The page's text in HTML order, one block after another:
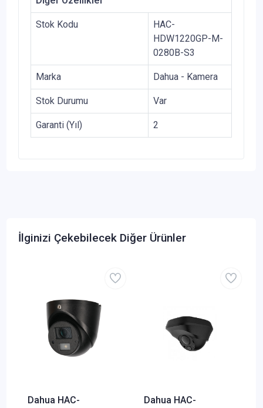
Stok Kodu
HAC-
HDW1220GP-M-
0280B-S3
Marka Dahua - Kamera
Stok Durumu Var
Garanti (Yıl) 2
İlginizi Çekebilecek Diğer Ürünler
Dahua HAC-
Dahua HAC-